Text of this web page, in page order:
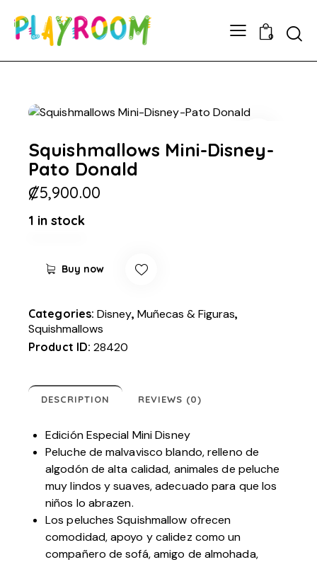
0
Squishmallows Mini-Disney-
Pato Donald
₡5,900.00
1 in stock
Buy now
Categories:Disney,Muñecas & Figuras,
Squishmallows
Product ID:28420
DESCRIPTION REVIEWS (0)
Edición Especial Mini Disney
Peluche de malvavisco blando, relleno de
algodón de alta calidad, animales de peluche
muy lindos y suaves, adecuado para que los
niños lo abrazen.
Los peluches Squishmallow ofrecen
comodidad, apoyo y calidez como un
compañero de sofá, amigo de almohada,